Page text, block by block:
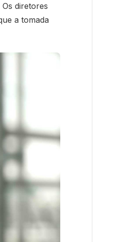
diretores
a tomada